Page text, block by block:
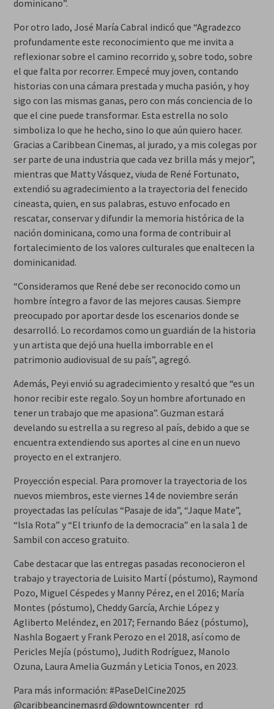
dominicano”.
Por otro lado, José María Cabral indicó que “Agradezco
profundamente este reconocimiento que me invita a
reflexionar sobre el camino recorrido y, sobre todo, sobre
el que falta por recorrer. Empecé muy joven, contando
historias con una cámara prestada y mucha pasión, y hoy
sigo con las mismas ganas, pero con más conciencia de lo
que el cine puede transformar. Esta estrella no solo
simboliza lo que he hecho, sino lo que aún quiero hacer.
Gracias a Caribbean Cinemas, al jurado, y a mis colegas por
ser parte de una industria que cada vez brilla más y mejor”,
mientras que Matty Vásquez, viuda de René Fortunato,
extendió su agradecimiento a la trayectoria del fenecido
cineasta, quien, en sus palabras, estuvo enfocado en
rescatar, conservar y difundir la memoria histórica de la
nación dominicana, como una forma de contribuir al
fortalecimiento de los valores culturales que enaltecen la
dominicanidad.
“Consideramos que René debe ser reconocido como un
hombre íntegro a favor de las mejores causas. Siempre
preocupado por aportar desde los escenarios donde se
desarrolló. Lo recordamos como un guardián de la historia
y un artista que dejó una huella imborrable en el
patrimonio audiovisual de su país”, agregó.
Además, Peyi envió su agradecimiento y resaltó que “es un
honor recibir este regalo. Soy un hombre afortunado en
tener un trabajo que me apasiona”. Guzman estará
develando su estrella a su regreso al país, debido a que se
encuentra extendiendo sus aportes al cine en un nuevo
proyecto en el extranjero.
Proyección especial. Para promover la trayectoria de los
nuevos miembros, este viernes 14 de noviembre serán
proyectadas las películas “Pasaje de ida”, “Jaque Mate”,
“Isla Rota” y “El triunfo de la democracia” en la sala 1 de
Sambil con acceso gratuito.
Cabe destacar que las entregas pasadas reconocieron el
trabajo y trayectoria de Luisito Martí (póstumo), Raymond
Pozo, Miguel Céspedes y Manny Pérez, en el 2016; María
Montes (póstumo), Cheddy García, Archie López y
Agliberto Meléndez, en 2017; Fernando Báez (póstumo),
Nashla Bogaert y Frank Perozo en el 2018, así como de
Pericles Mejía (póstumo), Judith Rodríguez, Manolo
Ozuna, Laura Amelia Guzmán y Leticia Tonos, en 2023.
Para más información: #PaseDelCine2025
@caribbeancinemasrd @downtowncenter_rd